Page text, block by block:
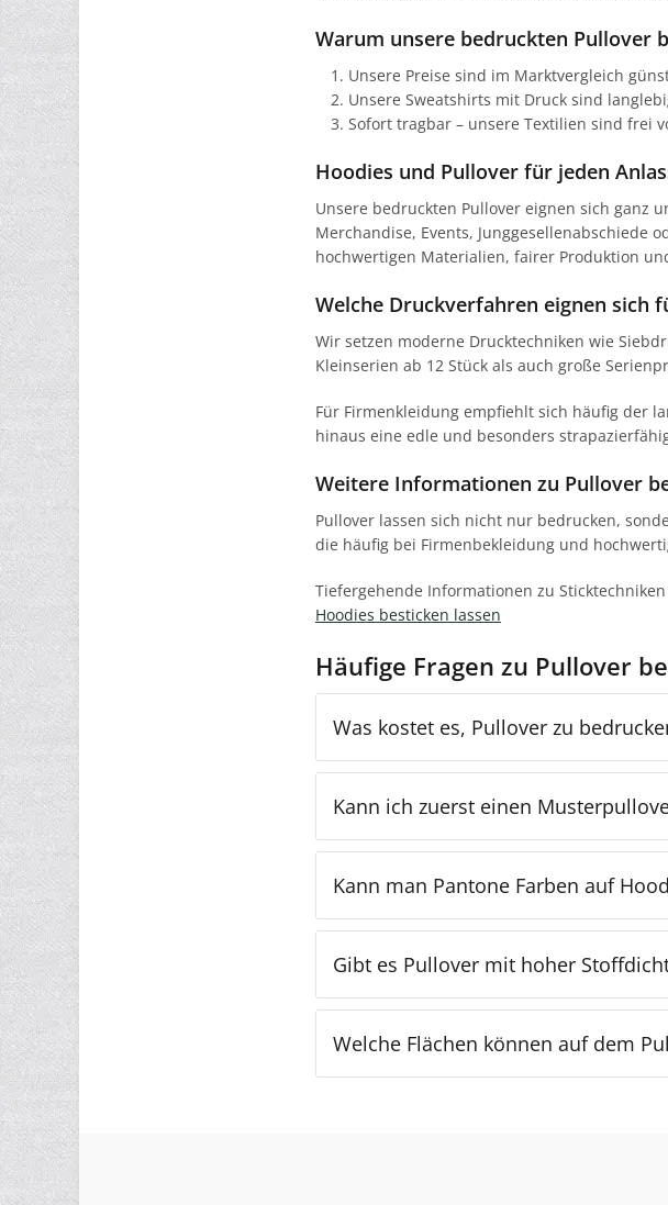
Warum unsere bedruckten Pullover
Unsere Preise sind im Marktvergleich
Unsere Sweatshirts mit Druck sind
Sofort tragbar – unsere Textilien sind frei
Hoodies und Pullover für jeden
Unsere bedruckten Pullover eignen sich ganz
Merchandise, Events, Junggesellenabschiede
hochwertigen Materialien, fairer Produktion
Welche Druckverfahren eignen sich
Wir setzen moderne Drucktechniken wie
Kleinserien ab 12 Stück als auch große
Für Firmenkleidung empfiehlt sich häufig der
hinaus eine edle und besonders
Weitere Informationen zu Pullover
Pullover lassen sich nicht nur bedrucken,
die häufig bei Firmenbekleidung und
Tiefergehende Informationen zu
Hoodies besticken lassen
Häufige Fragen zu Pullover
Was kostet es, Pullover zu
Kann ich zuerst einen
Kann man Pantone Farben auf
Gibt es Pullover mit hoher
Welche Flächen können auf dem